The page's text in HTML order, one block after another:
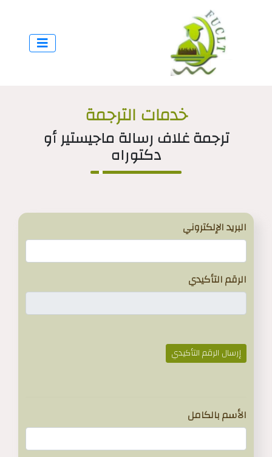
خدمات الترجمة
ترجمة غلاف رسالة ماجيستير أو
دكتوراه
البريد الإلكتروني
الرقم التأكيدي
إرسال الرقم التأكيدي
الأسم بالكامل